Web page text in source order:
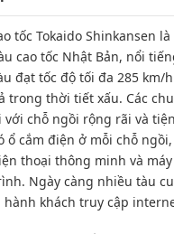
tốc Tokaido Shinkansen
cao tốc Nhật Bản, nổi
đạt tốc độ tối đa 285 km/
trong thời tiết xấu. Các
với chỗ ngồi rộng rãi và
ổ cắm điện ở mỗi chỗ
thoại thông minh và
Ngày càng nhiều tàu
hành khách truy cập